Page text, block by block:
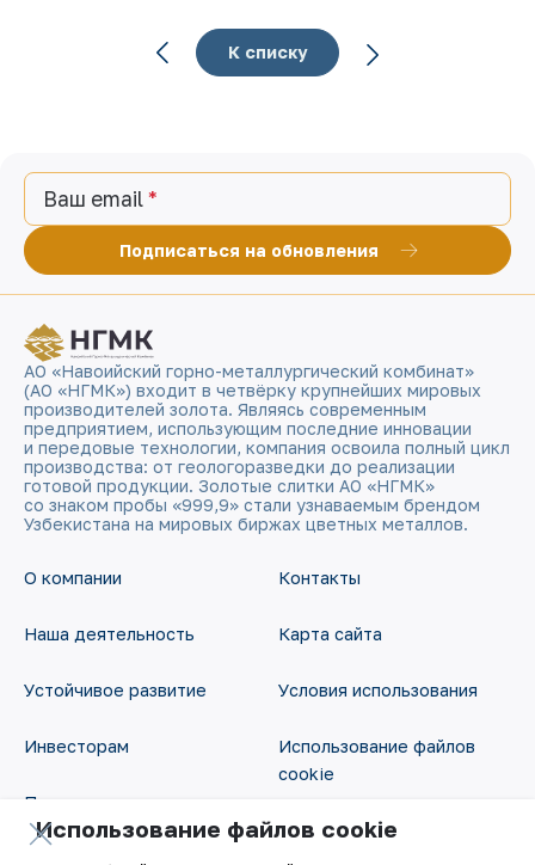
К списку
Ваш email
Подписаться на обновления
АО «Навоийский горно-металлургический комбинат»
(АО «НГМК») входит в четвёрку крупнейших мировых
производителей золота. Являясь современным
предприятием, использующим последние инновации
и передовые технологии, компания освоила полный цикл
производства: от геологоразведки до реализации
готовой продукции. Золотые слитки АО «НГМК»
со знаком пробы «999,9» стали узнаваемым брендом
Узбекистана на мировых биржах цветных металлов.
О компании
Наша деятельность
Устойчивое развитие
Инвесторам
Пресс-центр
Контакты
Карта сайта
Условия использования
Использование файлов
cookie
Открытые данные
Использование файлов cookie